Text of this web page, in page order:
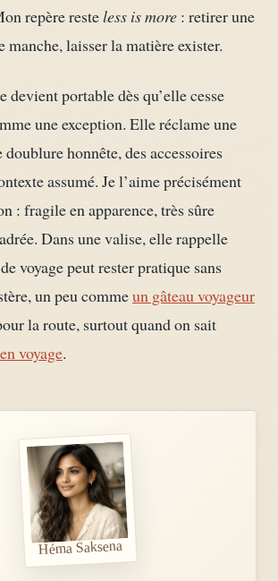
repère resteless is more : retirer une
manche, laisser la matière exister.
devient portable dès qu’elle cesse
une exception. Elle réclame une
doublure honnête, des accessoires
assumé. Je l’aime précisément
: fragile en apparence, très sûre
Dans une valise, elle rappelle
voyage peut rester pratique sans
un peu commeun gâteau voyageur
la route, surtout quand on sait
voyage.
Héma Saksena